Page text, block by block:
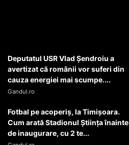
Deputatul USR Vlad Șendroiu a
avertizat că românii vor suferi din
cauza energiei mai scumpe....
Gandul.ro
Fotbal pe acoperiș, la Timișoara.
Cum arată Stadionul Știința înainte
de inaugurare, cu 2 te...